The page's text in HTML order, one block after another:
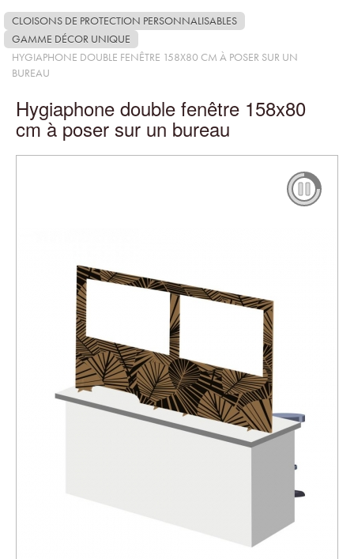
CLOISONS DE PROTECTION PERSONNALISABLES
GAMME DÉCOR UNIQUE
HYGIAPHONE DOUBLE FENÊTRE 158X80 CM À POSER SUR UN
BUREAU
Hygiaphone double fenêtre 158x80
cm à poser sur un bureau